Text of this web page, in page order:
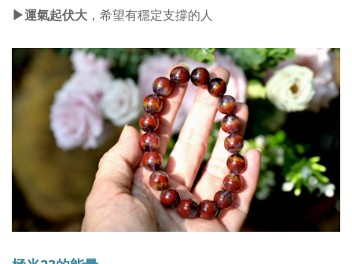
▶︎運氣起伏大 ，希望有穩定支撐的人